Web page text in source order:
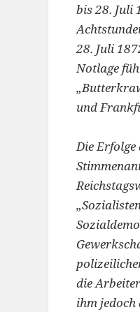
bis 28. Juli
28. Juli
Notlage
und
Die Erfolge
die
ihm jedoch